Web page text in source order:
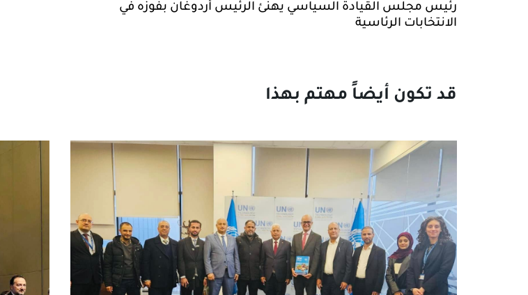
رئيس مجلس القيادة السياسي يهنئ الرئيس أردوغان بفوزه في
الانتخابات الرئاسية